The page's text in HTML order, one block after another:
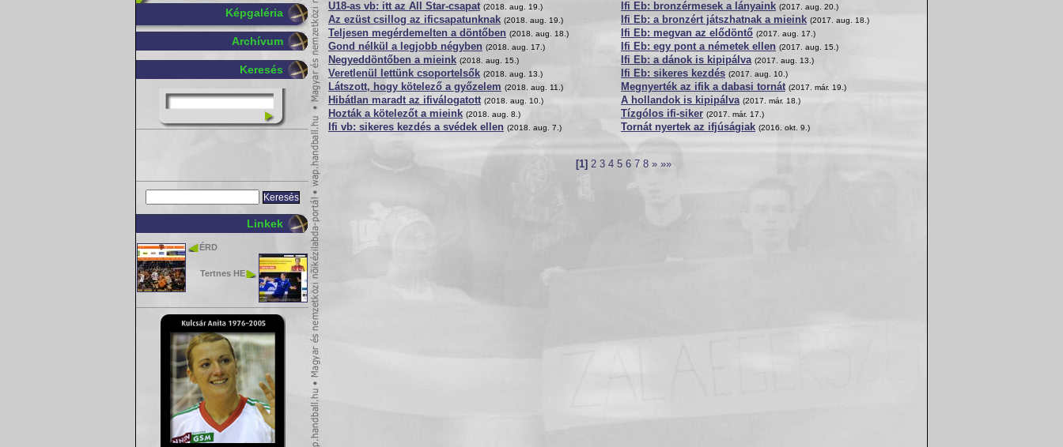
Képgaléria
Archívum
Keresés
Linkek
ÉRD
Tertnes HE
U18-as vb: itt az All Star-csapat (2018. aug. 19.)
Az ezüst csillog az ificsapatunknak (2018. aug. 19.)
Teljesen megérdemelten a döntőben (2018. aug. 18.)
Gond nélkül a legjobb négyben (2018. aug. 17.)
Negyeddöntőben a mieink (2018. aug. 15.)
Veretlenül lettünk csoportelsők (2018. aug. 13.)
Látszott, hogy kötelező a győzelem (2018. aug. 11.)
Hibátlan maradt az ifiválogatott (2018. aug. 10.)
Hozták a kötelezőt a mieink (2018. aug. 8.)
Ifi vb: sikeres kezdés a svédek ellen (2018. aug. 7.)
Ifi Eb: bronzérmesek a lányaink (2017. aug. 20.)
Ifi Eb: a bronzért játszhatnak a mieink (2017. aug. 18.)
Ifi Eb: megvan az elődöntő (2017. aug. 17.)
Ifi Eb: egy pont a németek ellen (2017. aug. 15.)
Ifi Eb: a dánok is kipipálva (2017. aug. 13.)
Ifi Eb: sikeres kezdés (2017. aug. 10.)
Megnyerték az ifik a dabasi tornát (2017. már. 19.)
A hollandok is kipipálva (2017. már. 18.)
Tízgólos ifi-siker (2017. már. 17.)
Tornát nyertek az ifjúságiak (2016. okt. 9.)
[1] 2 3 4 5 6 7 8 » »»